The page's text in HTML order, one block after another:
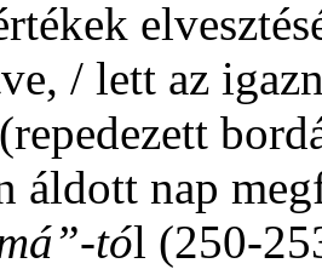
/ lett az
áldott nap
tól (250-